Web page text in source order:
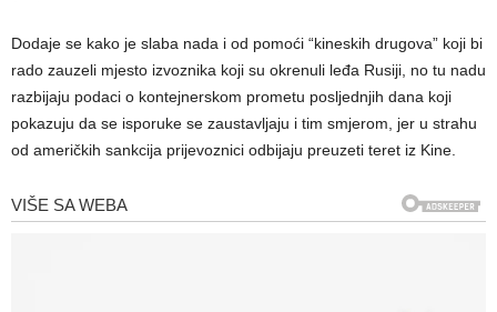
Dodaje se kako je slaba nada i od pomoći “kineskih drugova” koji bi
rado zauzeli mjesto izvoznika koji su okrenuli leđa Rusiji, no tu nadu
razbijaju podaci o kontejnerskom prometu posljednjih dana koji
pokazuju da se isporuke se zaustavljaju i tim smjerom, jer u strahu
od američkih sankcija prijevoznici odbijaju preuzeti teret iz Kine.